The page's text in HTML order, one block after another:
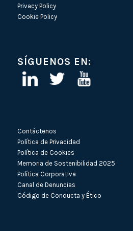
Privacy Policy
Cookie Policy
SÍGUENOS EN:
Contáctenos
Política de Privacidad
Política de Cookies
Memoria de Sostenibilidad 2025
Política Corporativa
Canal de Denuncias
Código de Conducta y Ético